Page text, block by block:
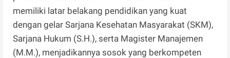
memiliki latar belakang pendidikan yang kuat
dengan gelar Sarjana Kesehatan Masyarakat (SKM),
Sarjana Hukum (S.H.), serta Magister Manajemen
(M.M.), menjadikannya sosok yang berkompeten